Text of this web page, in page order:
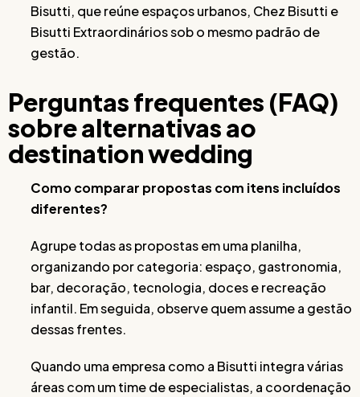
Bisutti, que reúne espaços urbanos, Chez Bisutti e
Bisutti Extraordinários sob o mesmo padrão de
gestão.
Perguntas frequentes (FAQ)
sobre alternativas ao
destination wedding
Como comparar propostas com itens incluídos
diferentes?
Agrupe todas as propostas em uma planilha,
organizando por categoria: espaço, gastronomia,
bar, decoração, tecnologia, doces e recreação
infantil. Em seguida, observe quem assume a gestão
dessas frentes.
Quando uma empresa como a Bisutti integra várias
áreas com um time de especialistas, a coordenação